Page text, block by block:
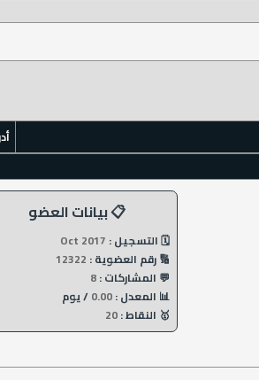
📋 بيانات العضو
🗓️ التسجيل : Oct 2017
🔢 رقم العضوية : 12322
💬 المشاركات :8
📊 المعدل :0.00 / يوم
🥇 النقاط :20